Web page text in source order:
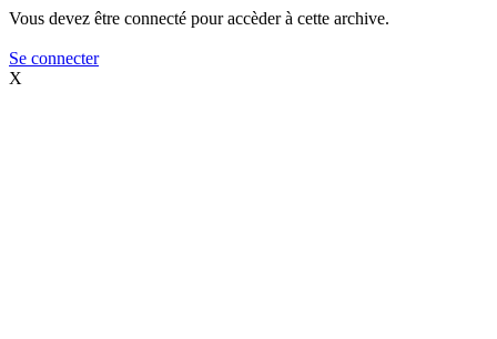
Vous devez être connecté pour accèder à cette archive.
Se connecter
X